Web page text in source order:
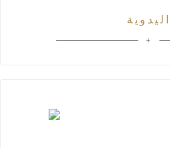
اليدوية